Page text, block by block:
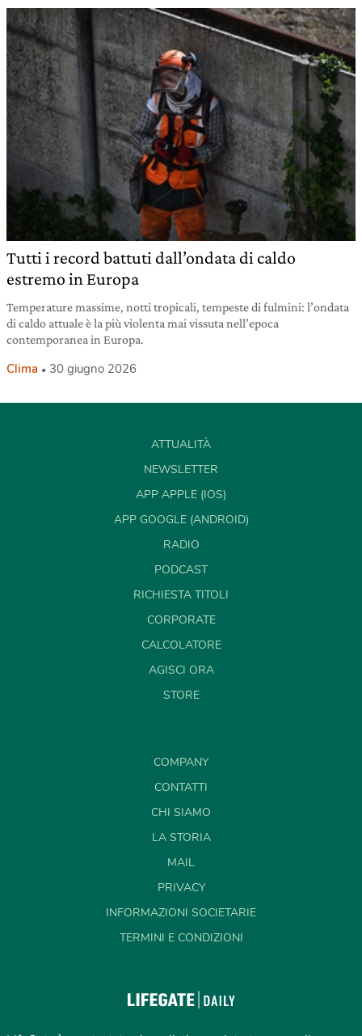
Tutti i record battuti dall’ondata di caldo
estremo in Europa
Temperature massime, notti tropicali, tempeste di fulmini: l’ondata
di caldo attuale è la più violenta mai vissuta nell’epoca
contemporanea in Europa.
Clima 30 giugno 2026
ATTUALITÀ
NEWSLETTER
APP APPLE (IOS)
APP GOOGLE (ANDROID)
RADIO
PODCAST
RICHIESTA TITOLI
CORPORATE
CALCOLATORE
AGISCI ORA
STORE
COMPANY
CONTATTI
CHI SIAMO
LA STORIA
MAIL
PRIVACY
INFORMAZIONI SOCIETARIE
TERMINI E CONDIZIONI